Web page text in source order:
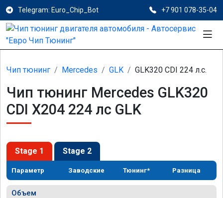
Telegram: Euro_Chip_Bot +7 901 078-35-04
Чип тюнинг Mercedes GLK GLK320 CDI 224 л.с.
Чип тюнинг Mercedes GLK320
CDI X204 224 лс GLK
Stage 1 Stage 2
Параметр Заводские Тюнинг* Разница
Объем